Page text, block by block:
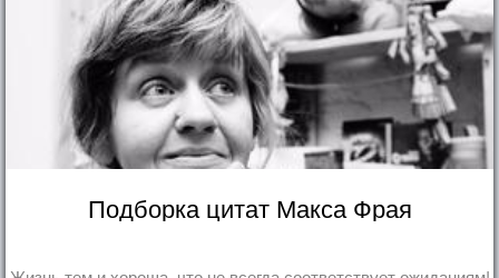
Подборка цитат Макса Фрая